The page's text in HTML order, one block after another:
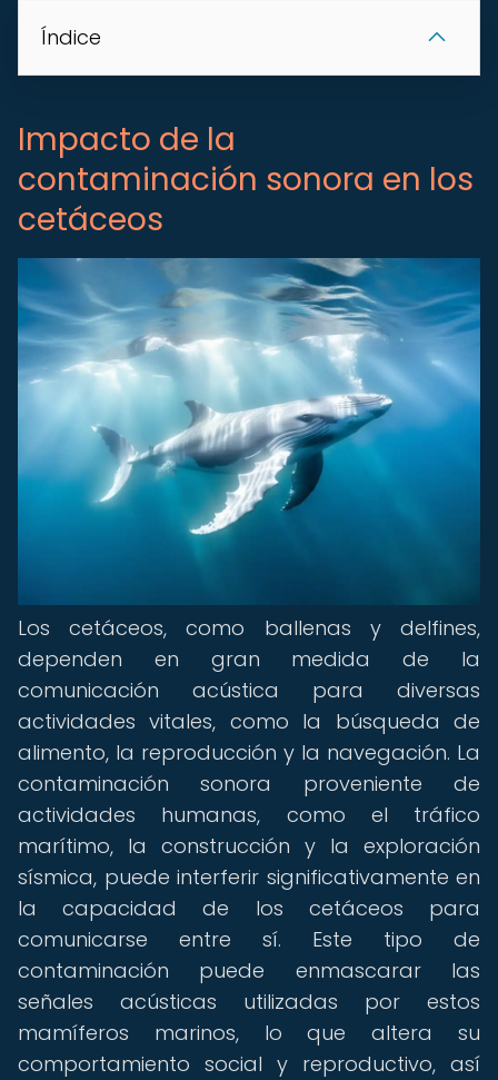
Índice
Impacto de la
contaminación sonora en los
cetáceos
Los cetáceos, como ballenas y delfines,
dependen en gran medida de la
comunicación acústica para diversas
actividades vitales, como la búsqueda de
alimento, la reproducción y la navegación. La
contaminación sonora proveniente de
actividades humanas, como el tráfico
marítimo, la construcción y la exploración
sísmica, puede interferir significativamente en
la capacidad de los cetáceos para
comunicarse entre sí. Este tipo de
contaminación puede enmascarar las
señales acústicas utilizadas por estos
mamíferos marinos, lo que altera su
comportamiento social y reproductivo, así